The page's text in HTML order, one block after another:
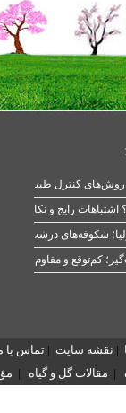
رایج و نکات طلایی
شکوفه‌های درشت در بهار
| نقشه سایت | تماس با
| مقالات گل و گیاه |